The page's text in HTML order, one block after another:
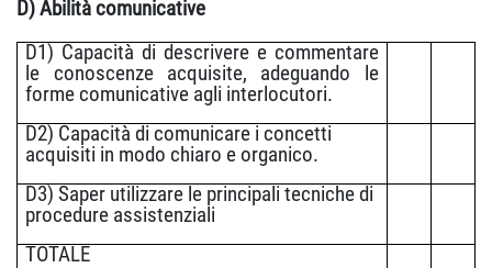
D) Abilità comunicative
D1) Capacità di descrivere e commentare
le conoscenze acquisite, adeguando le
forme comunicative agli interlocutori.
D2) Capacità di comunicare i concetti
acquisiti in modo chiaro e organico.
D3) Saper utilizzare le principali tecniche di
procedure assistenziali
TOTALE